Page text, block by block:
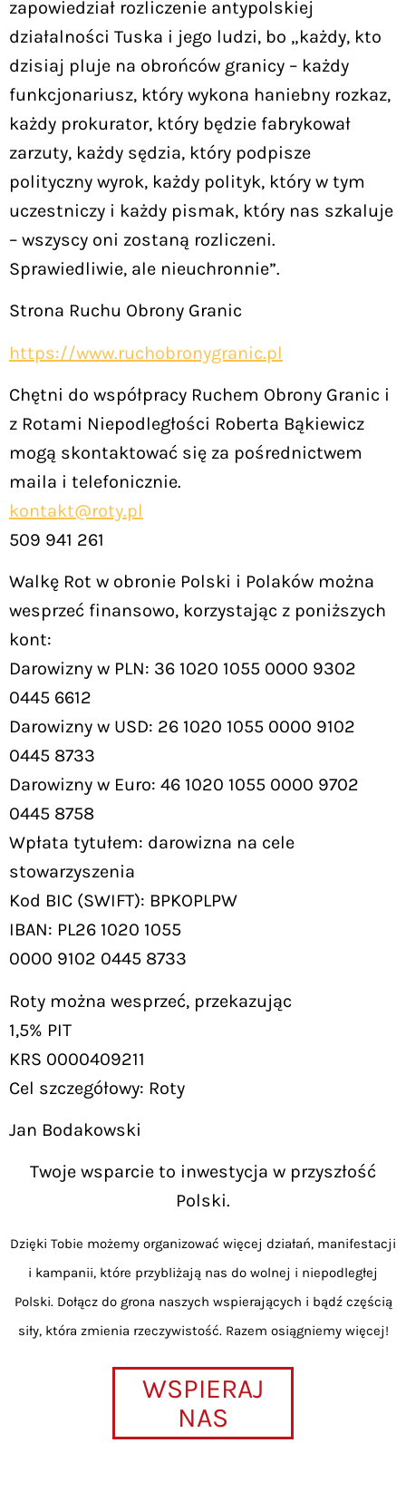
zapowiedział rozliczenie antypolskiej
działalności Tuska i jego ludzi, bo „każdy, kto
dzisiaj pluje na obrońców granicy – każdy
funkcjonariusz, który wykona haniebny rozkaz,
każdy prokurator, który będzie fabrykował
zarzuty, każdy sędzia, który podpisze
polityczny wyrok, każdy polityk, który w tym
uczestniczy i każdy pismak, który nas szkaluje
– wszyscy oni zostaną rozliczeni.
Sprawiedliwie, ale nieuchronnie”.
Strona Ruchu Obrony Granic
https://www.ruchobronygranic.pl
Chętni do współpracy Ruchem Obrony Granic i
z Rotami Niepodległości Roberta Bąkiewicz
mogą skontaktować się za pośrednictwem
maila i telefonicznie.
kontakt@roty.pl
509 941 261
Walkę Rot w obronie Polski i Polaków można
wesprzeć finansowo, korzystając z poniższych
kont:
Darowizny w PLN: 36 1020 1055 0000 9302
0445 6612
Darowizny w USD: 26 1020 1055 0000 9102
0445 8733
Darowizny w Euro: 46 1020 1055 0000 9702
0445 8758
Wpłata tytułem: darowizna na cele
stowarzyszenia
Kod BIC (SWIFT): BPKOPLPW
IBAN: PL26 1020 1055
0000 9102 0445 8733
Roty można wesprzeć, przekazując
1,5% PIT
KRS 0000409211
Cel szczegółowy: Roty
Jan Bodakowski
Twoje wsparcie to inwestycja w przyszłość
Polski.
Dzięki Tobie możemy organizować więcej działań, manifestacji
i kampanii, które przybliżają nas do wolnej i niepodległej
Polski. Dołącz do grona naszych wspierających i bądź częścią
siły, która zmienia rzeczywistość. Razem osiągniemy więcej!
WSPIERAJ
NAS